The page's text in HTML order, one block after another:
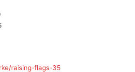
raising-flags-35